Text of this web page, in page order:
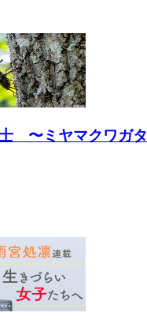
〜ミヤマクワガタ